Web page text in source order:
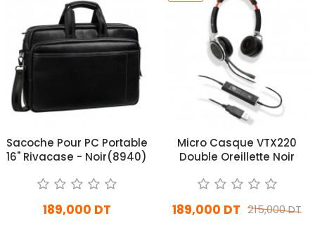
Sacoche Pour PC Portable
16" Rivacase - Noir(8940)
189,000 DT
Micro Casque VTX220
Double Oreillette Noir
215,000 DT
189,000 DT